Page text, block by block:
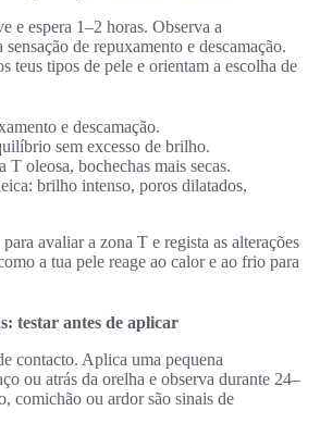
e espera 1–2 horas. Observa a
de repuxamento e descamação.
teus tipos de pele e orientam a escolha de
e descamação.
sem excesso de brilho.
T oleosa, bochechas mais secas.
brilho intenso, poros dilatados,
avaliar a zona T e regista as alterações
a tua pele reage ao calor e ao frio para
testar antes de aplicar
contacto. Aplica uma pequena
ou atrás da orelha e observa durante 24–
comichão ou ardor são sinais de